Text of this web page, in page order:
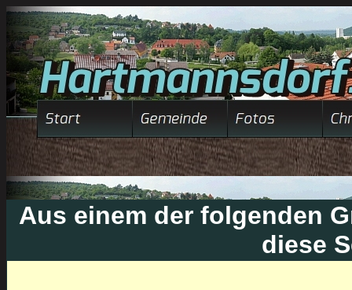
Aus einem der folgenden
diese